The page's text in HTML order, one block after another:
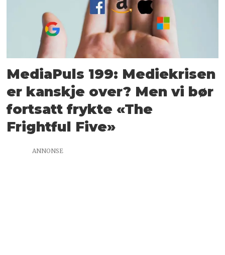
MediaPuls 199: Mediekrisen
er kanskje over? Men vi bør
fortsatt frykte «The
Frightful Five»
ANNONSE